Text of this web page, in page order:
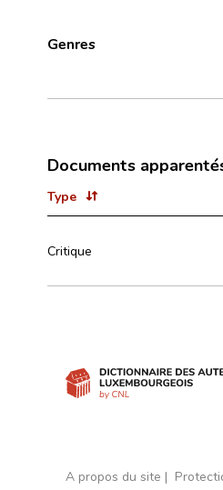
Genres
Documents
Type
Critique
A propos du site